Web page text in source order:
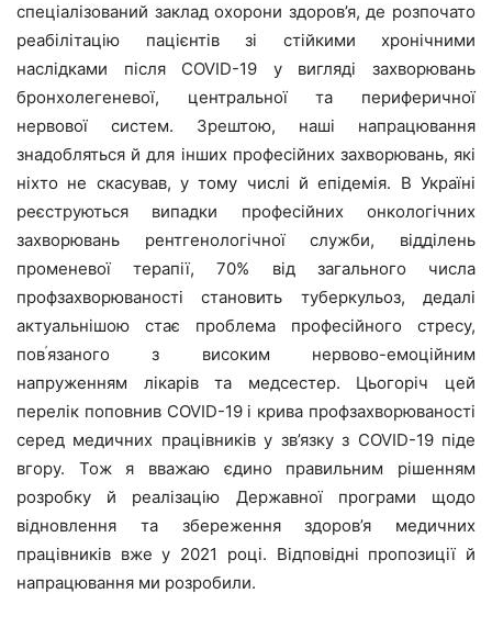
спеціалізований заклад охорони здоров’я, де розпочато
реабілітацію пацієнтів зі стійкими хронічними
наслідками після COVID-19 у вигляді захворювань
бронхолегеневої, центральної та периферичної
нервової систем. Зрештою, наші напрацювання
знадобляться й для інших професійних захворювань, які
ніхто не скасував, у тому числі й епідемія. В Україні
реєструються випадки професійних онкологічних
захворювань рентгенологічної служби, відділень
променевої терапії, 70% від загального числа
профзахворюваності становить туберкульоз, дедалі
актуальнішою стає проблема професійного стресу,
пов’язаного з високим нервово-емоційним
напруженням лікарів та медсестер. Цьогоріч цей
перелік поповнив COVID-19 і крива профзахворюваності
серед медичних працівників у зв’язку з COVID-19 піде
вгору. Тож я вважаю єдино правильним рішенням
розробку й реалізацію Державної програми щодо
відновлення та збереження здоров’я медичних
працівників вже у 2021 році. Відповідні пропозиції й
напрацювання ми розробили.